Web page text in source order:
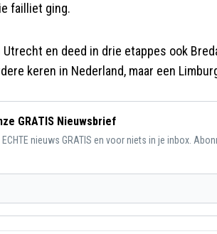
failliet ging.
en deed in drie etappes ook
keren in Nederland, maar een
GRATIS Nieuwsbrief
ECHTE nieuws GRATIS en voor niets in je inbox.